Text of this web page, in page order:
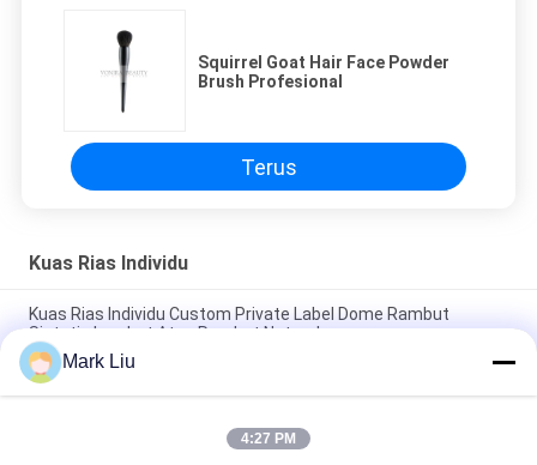
Squirrel Goat Hair Face Powder
Brush Profesional
Terus
Kuas Rias Individu
Kuas Rias Individu Custom Private Label Dome Rambut
Sintetis Lembut Atau Rambut Natrual
Kuas Rias Individu XGF Rambut Kambing Kuas Kabuki Wajah
Meruncing Dengan Gagang Ebony Alami
Kuas Makeup Individu Datar Kecil / Buffer Kuas Makeup Tiga
Mark Liu
4:27 PM